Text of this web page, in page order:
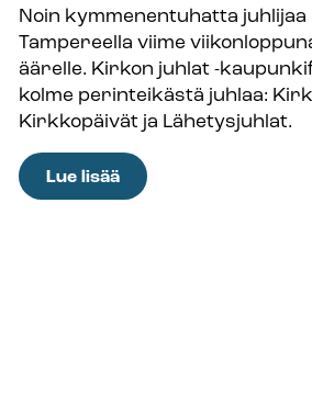
”Sitä,
mitä
ei
voi
peittää,
pitää
korostaa.”
Noin kymmenentuhatta juhlijaa
Tampereella viime
äärelle. Kirkon juhlat -
kolme perinteikästä juhlaa:
Kirkkopäivät ja Lähetysjuhlat.
Lue lisää:
Kirkon